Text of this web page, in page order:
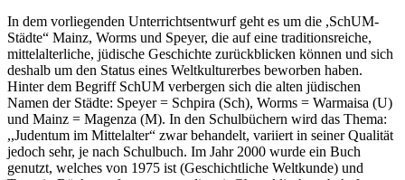
In dem vorliegenden Unterrichtsentwurf geht es um die ,SchUM-
Städte“ Mainz, Worms und Speyer, die auf eine traditionsreiche,
mittelalterliche, jüdische Geschichte zurückblicken können und sich
deshalb um den Status eines Weltkulturerbes beworben haben.
Hinter dem Begriff SchUM verbergen sich die alten jüdischen
Namen der Städte: Speyer = Schpira (Sch), Worms = Warmaisa (U)
und Mainz = Magenza (M). In den Schulbüchern wird das Thema:
,,Judentum im Mittelalter“ zwar behandelt, variiert in seiner Qualität
jedoch sehr, je nach Schulbuch. Im Jahr 2000 wurde ein Buch
genutzt, welches von 1975 ist (Geschichtliche Weltkunde) und